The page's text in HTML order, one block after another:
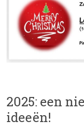
2025: een
ideeën!